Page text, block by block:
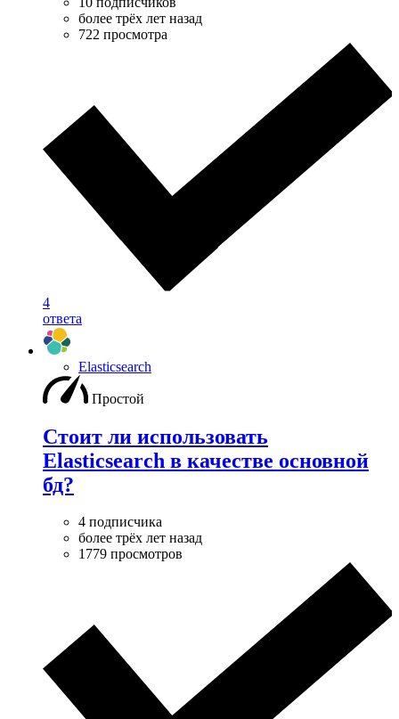
более трёх лет назад
722 просмотра
4
ответа
Elasticsearch
Простой
Стоит ли использовать
Elasticsearch в качестве основной
бд?
4 подписчика
более трёх лет назад
1779 просмотров